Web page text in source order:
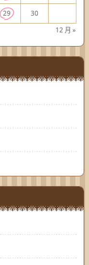
12 月 »
29 30